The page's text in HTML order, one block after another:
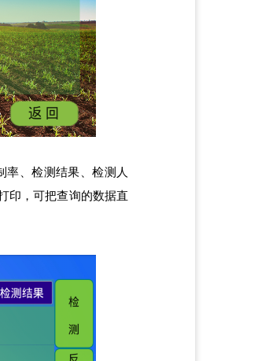
、检测结果、检测人
印，可把查询的数据直